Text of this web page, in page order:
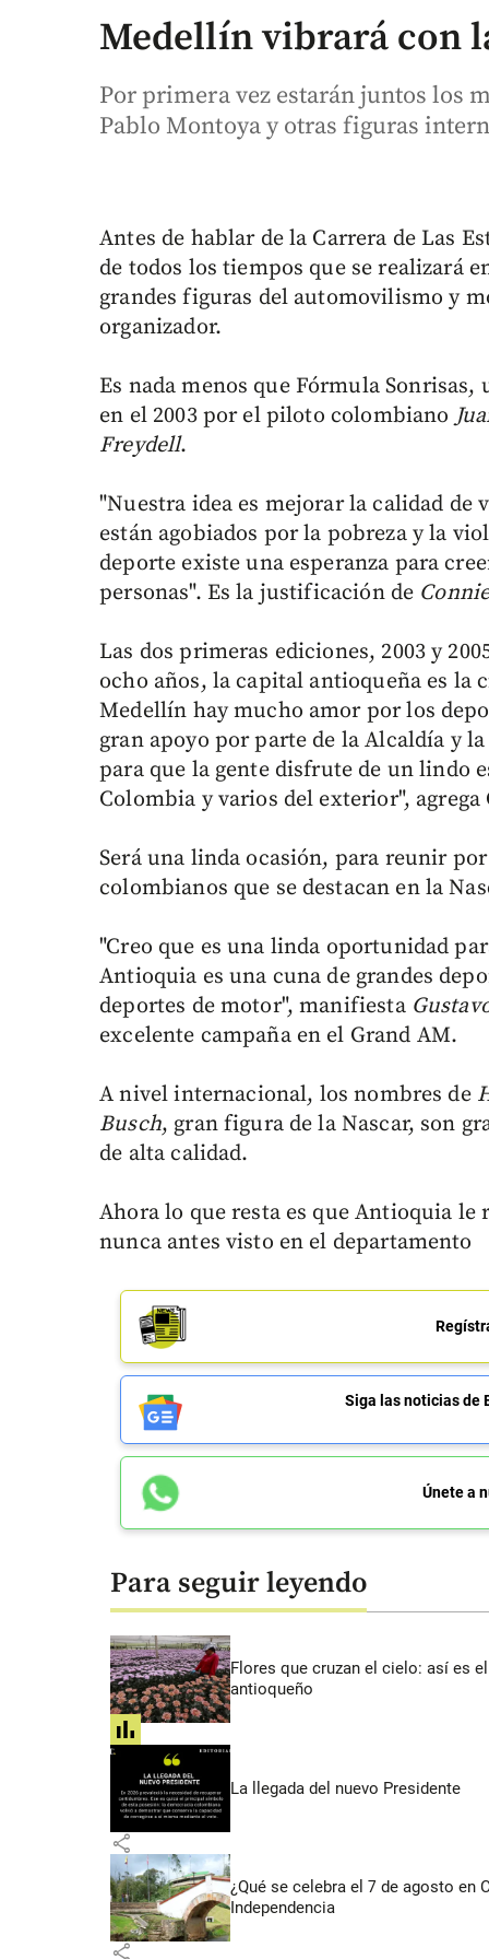
Medellín vibrará con
Por primera vez estarán juntos los
Pablo Montoya y otras figuras
Antes de hablar de la Carrera de Las
de todos los tiempos que se realizará
grandes figuras del automovilismo y
organizador.
Es nada menos que Fórmula
en el 2003 por el piloto colombiano
Freydell.
"Nuestra idea es mejorar la calidad de
están agobiados por la pobreza y la
deporte existe una esperanza para
personas". Es la justificación de
Las dos primeras ediciones, 2003 y
ocho años, la capital antioqueña es la
Medellín hay mucho amor por los
gran apoyo por parte de la Alcaldía y
para que la gente disfrute de un lindo
Colombia y varios del exterior", agrega
Será una linda ocasión, para reunir
colombianos que se destacan en la
"Creo que es una linda oportunidad
Antioquia es una cuna de grandes
deportes de motor", manifiesta
excelente campaña en el Grand AM.
A nivel internacional, los nombres de
Busch, gran figura de la Nascar, son
de alta calidad.
Ahora lo que resta es que Antioquia le
nunca antes visto en el departamento
Siga las noticias de
Únete a
Para seguir leyendo
Flores que cruzan el cielo: así es
antioqueño
share
La llegada del nuevo Presidente
share
¿Qué se celebra el 7 de agosto en
Independencia
share